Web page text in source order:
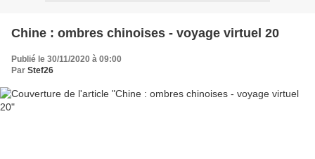
Chine : ombres chinoises - voyage virtuel 20
Publié le 30/11/2020 à 09:00
Par Stef26